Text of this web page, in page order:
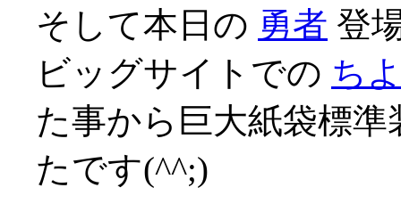
そして本日の 勇者 登
ビッグサイトでの ち
た事から巨大紙袋標
たです(^^;)